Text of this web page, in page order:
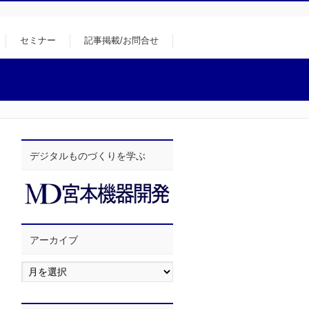
セミナー 記事掲載/お問合せ
デジタルものづくりを学ぶ
アーカイブ